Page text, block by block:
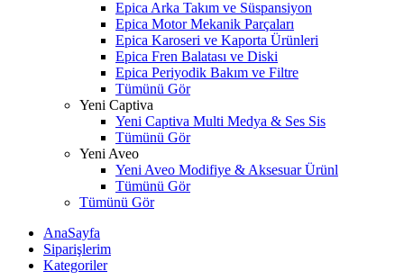
Epica Arka Takım ve Süspansiyon
Epica Motor Mekanik Parçaları
Epica Karoseri ve Kaporta Ürünleri
Epica Fren Balatası ve Diski
Epica Periyodik Bakım ve Filtre
Tümünü Gör
Yeni Captiva
Yeni Captiva Multi Medya & Ses Sis
Tümünü Gör
Yeni Aveo
Yeni Aveo Modifiye & Aksesuar Ürünl
Tümünü Gör
Tümünü Gör
AnaSayfa
Siparişlerim
Kategoriler